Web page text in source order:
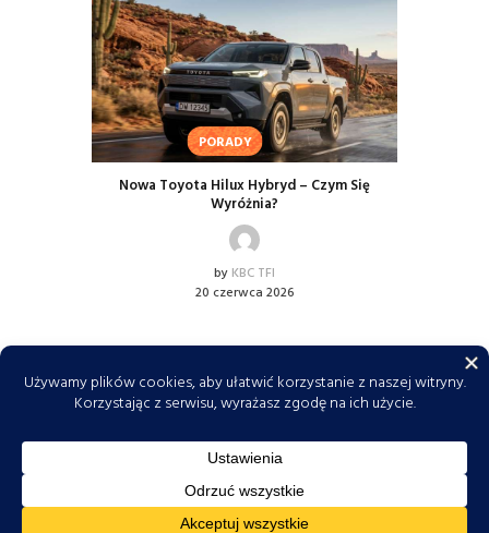
PORADY
Nowa Toyota Hilux Hybryd – Czym Się
Wyróżnia?
by KBC TFI
20 czerwca 2026
KBC TFI © 2026. Wszelkie prawa zastrzeżone. Do
narzędzia AI. Zależy nam na najwyższej jakości,
skrupulatnie sprawdzane i weryfikowane
merytorycznie.